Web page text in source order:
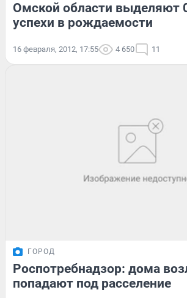
Омской области выделяют
успехи в рождаемости
16 февраля, 2012, 17:55 4 650 11
ГОРОД
Роспотребнадзор: дома
попадают под расселение